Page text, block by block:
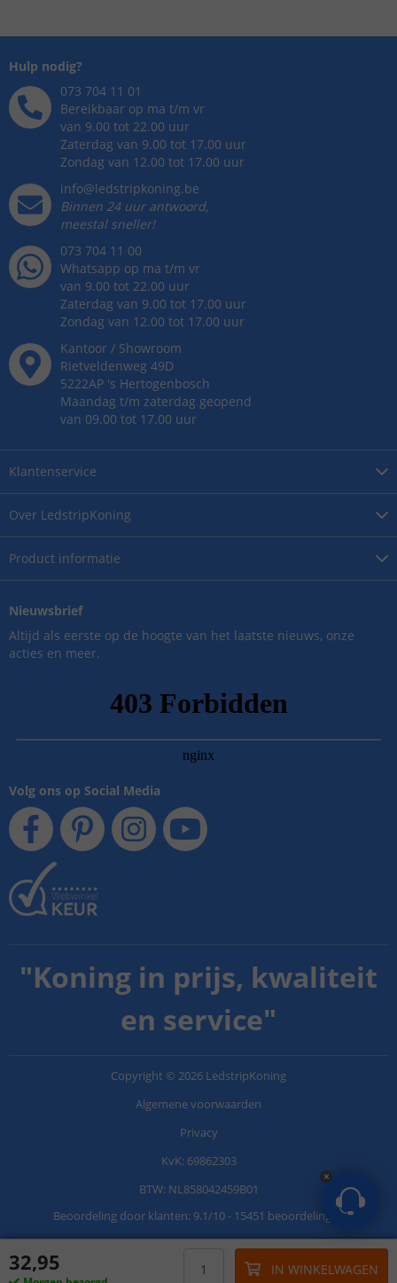
32,95 IN WINKELWAGEN
Over LedstripKoning
Product informatie
Klantenservice
Hulp nodig?
073 704 11 01
Bereikbaar op ma t/m vr
van 9.00 tot 22.00 uur
Zaterdag van 9.00 tot 17.00 uur
Zondag van 12.00 tot 17.00 uur
info@ledstripkoning.be
Binnen 24 uur antwoord,
meestal sneller!
073 704 11 00
Whatsapp op ma t/m vr
van 9.00 tot 22.00 uur
Zaterdag van 9.00 tot 17.00 uur
Zondag van 12.00 tot 17.00 uur
Kantoor / Showroom
Rietveldenweg 49D
5222AP 's Hertogenbosch
Maandag t/m zaterdag geopend
van 09.00 tot 17.00 uur
Nieuwsbrief
Altijd als eerste op de hoogte van het laatste nieuws, onze
acties en meer.
Volg ons op Social Media
"Koning in prijs, kwaliteit
en service"
Copyright © 2026 LedstripKoning
Algemene voorwaarden
Privacy
KvK: 69862303
BTW: NL858042459B01
Beoordeling door klanten: 9.1/10- 15451 beoordelingen